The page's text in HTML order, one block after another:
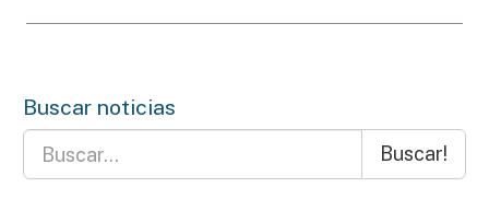
Buscar noticias
Buscar!